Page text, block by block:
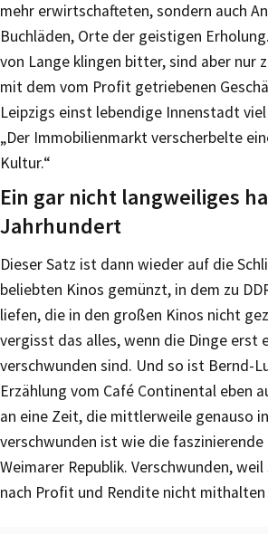
mehr erwirtschafteten, sondern auch
Buchläden, Orte der geistigen
von Lange klingen bitter, sind aber nur
mit dem vom Profit getriebenen
Leipzigs einst lebendige Innenstadt
„Der Immobilienmarkt verscherbelte
Kultur.“
Ein gar nicht langweiliges
Jahrhundert
Dieser Satz ist dann wieder auf die
beliebten Kinos gemünzt, in dem zu
liefen, die in den großen Kinos nicht
vergisst das alles, wenn die Dinge erst
verschwunden sind. Und so ist Bernd-
Erzählung vom Café Continental eben
an eine Zeit, die mittlerweile genauso
verschwunden ist wie die
Weimarer Republik. Verschwunden,
nach Profit und Rendite nicht